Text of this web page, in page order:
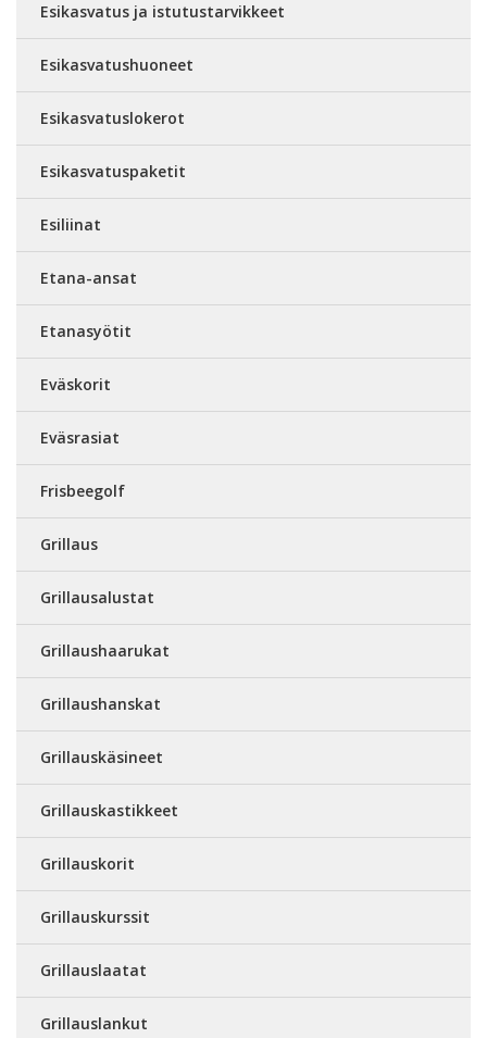
Esikasvatus ja istutustarvikkeet
Esikasvatushuoneet
Esikasvatuslokerot
Esikasvatuspaketit
Esiliinat
Etana-ansat
Etanasyötit
Eväskorit
Eväsrasiat
Frisbeegolf
Grillaus
Grillausalustat
Grillaushaarukat
Grillaushanskat
Grillauskäsineet
Grillauskastikkeet
Grillauskorit
Grillauskurssit
Grillauslaatat
Grillauslankut